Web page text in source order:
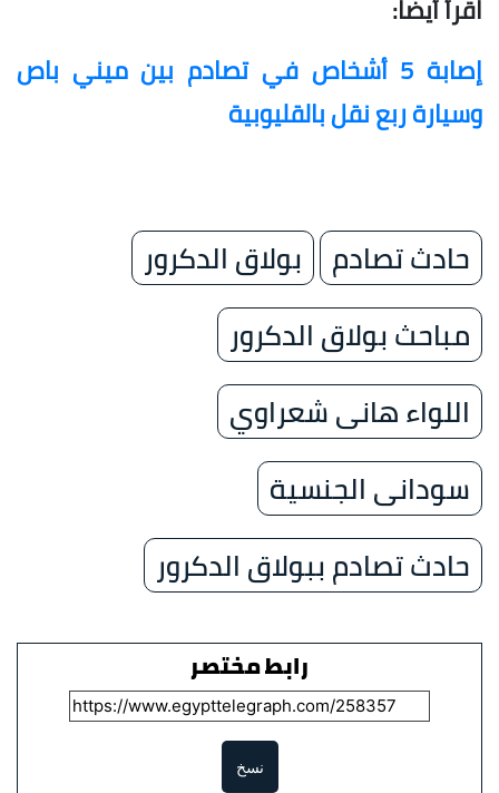
اقرأ أيضًا:
إصابة 5 أشخاص في تصادم بين ميني باص
وسيارة ربع نقل بالقليوبية
حادث تصادم
بولاق الدكرور
مباحث بولاق الدكرور
اللواء هانى شعراوي
سودانى الجنسية
حادث تصادم ببولاق الدكرور
رابط مختصر
نسخ